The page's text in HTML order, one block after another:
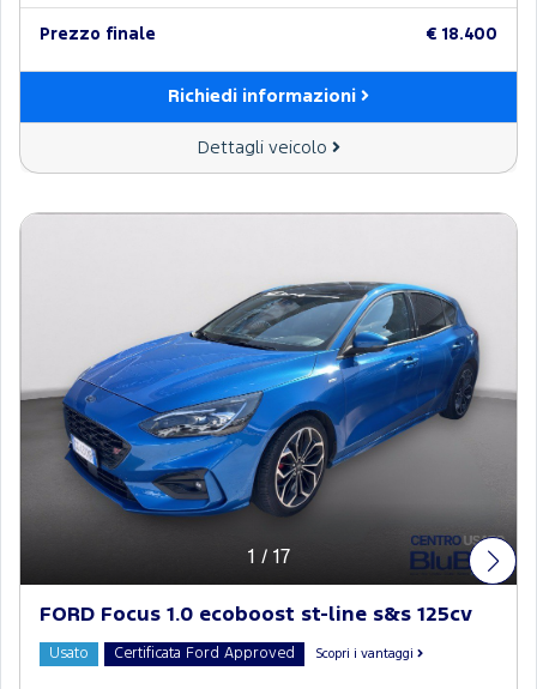
Prezzo finale € 18.400
Richiedi informazioni
Dettagli veicolo
1 / 17
FORD Focus 1.0 ecoboost st-line s&s 125cv
Usato Certificata Ford Approved Scopri i vantaggi